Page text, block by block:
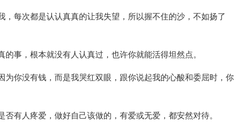
，每次都是认认真真的让我失望，所以握不住的沙，不如扬了
事，根本就没有人认真过，也许你就能活得坦然点。
为你没有钱，而是我哭红双眼，跟你说起我的心酸和委屈时，你
有人疼爱，做好自己该做的，有爱或无爱，都安然对待。